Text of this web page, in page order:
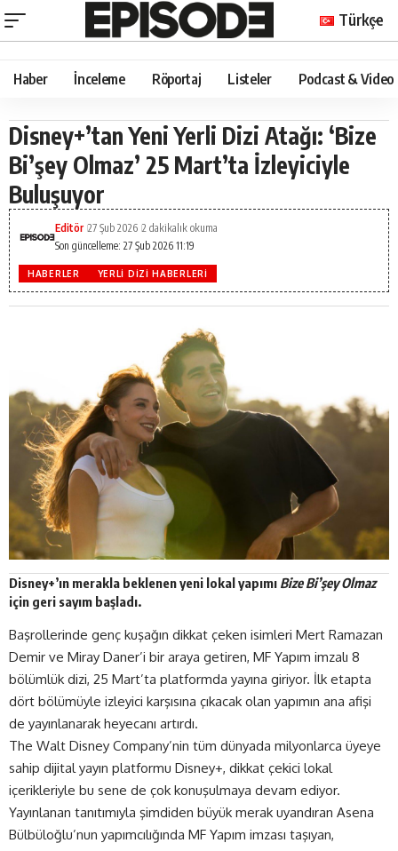
Türkçe
Haber İnceleme Röportaj Listeler Podcast & Video
Disney+’tan Yeni Yerli Dizi Atağı: ‘Bize
Bi’şey Olmaz’ 25 Mart’ta İzleyiciyle
Buluşuyor
Son güncelleme: 27 Şub 2026 11:19
Editör 27 Şub 2026 2 dakikalık okuma
HABERLER YERLI DIZI HABERLERI
Disney+’ın merakla beklenen yeni lokal yapımı Bize Bi’şey Olmaz
için geri sayım başladı.
Başrollerinde genç kuşağın dikkat çeken isimleri Mert Ramazan
Demir ve Miray Daner’i bir araya getiren, MF Yapım imzalı 8
bölümlük dizi, 25 Mart’ta platformda yayına giriyor. İlk etapta
dört bölümüyle izleyici karşısına çıkacak olan yapımın ana afişi
de yayınlanarak heyecanı artırdı.
The Walt Disney Company’nin tüm dünyada milyonlarca üyeye
sahip dijital yayın platformu Disney+, dikkat çekici lokal
içerikleriyle bu sene de çok konuşulmaya devam ediyor.
Yayınlanan tanıtımıyla şimdiden büyük merak uyandıran Asena
Bülbüloğlu’nun yapımcılığında MF Yapım imzası taşıyan,